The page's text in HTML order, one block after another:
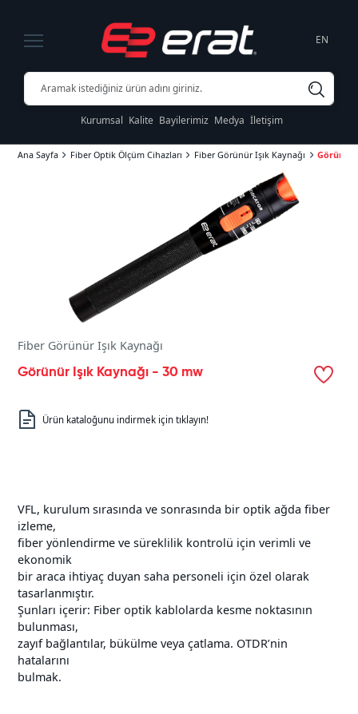
EN
Kurumsal Kalite Bayilerimiz Medya İletişim
Ana Sayfa Fiber Optik Ölçüm Cihazları Fiber Görünür Işık Kaynağı Görünür
Fiber Görünür Işık Kaynağı
Görünür Işık Kaynağı - 30 mw
Ürün kataloğunu indirmek için tıklayın!
VFL, kurulum sırasında ve sonrasında bir optik ağda fiber
izleme,
fiber yönlendirme ve süreklilik kontrolü için verimli ve
ekonomik
bir araca ihtiyaç duyan saha personeli için özel olarak
tasarlanmıştır.
Şunları içerir: Fiber optik kablolarda kesme noktasının
bulunması,
zayıf bağlantılar, bükülme veya çatlama. OTDR’nin
hatalarını
bulmak.